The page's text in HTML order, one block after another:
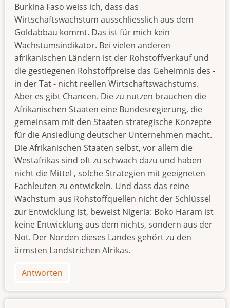
Burkina Faso weiss ich, dass das
Wirtschaftswachstum ausschliesslich aus dem
Goldabbau kommt. Das ist für mich kein
Wachstumsindikator. Bei vielen anderen
afrikanischen Ländern ist der Rohstoffverkauf und
die gestiegenen Rohstoffpreise das Geheimnis des -
in der Tat - nicht reellen Wirtschaftswachstums.
Aber es gibt Chancen. Die zu nutzen brauchen die
Afrikanischen Staaten eine Bundesregierung, die
gemeinsam mit den Staaten strategische Konzepte
für die Ansiedlung deutscher Unternehmen macht.
Die Afrikanischen Staaten selbst, vor allem die
Westafrikas sind oft zu schwach dazu und haben
nicht die Mittel , solche Strategien mit geeigneten
Fachleuten zu entwickeln. Und dass das reine
Wachstum aus Rohstoffquellen nicht der Schlüssel
zur Entwicklung ist, beweist Nigeria: Boko Haram ist
keine Entwicklung aus dem nichts, sondern aus der
Not. Der Norden dieses Landes gehört zu den
ärmsten Landstrichen Afrikas.
Antworten